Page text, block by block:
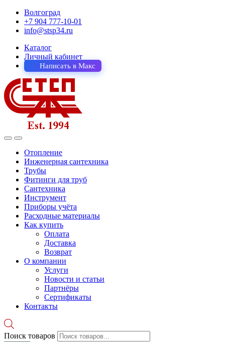
Волгоград
+7 904 777-10-01
info@stsp34.ru
Каталог
Личный кабинет
Написать в Макс
Отопление
Инженерная сантехника
Трубы
Фитинги для труб
Сантехника
Инструмент
Приборы учёта
Расходные материалы
Как купить
Оплата
Доставка
Возврат
О компании
Услуги
Новости и статьи
Партнёры
Сертификаты
Контакты
Поиск товаров